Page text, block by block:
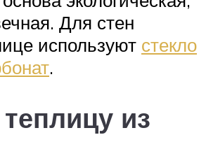
Для стен
используют стекло
.
из